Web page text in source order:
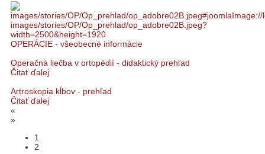
OPERÁCIE - všeobecné informácie
Operačná liečba v ortopédií - didaktický prehľad
Čitať ďalej
Artroskopia kĺbov - prehľad
Čitať ďalej
«
»
1
2